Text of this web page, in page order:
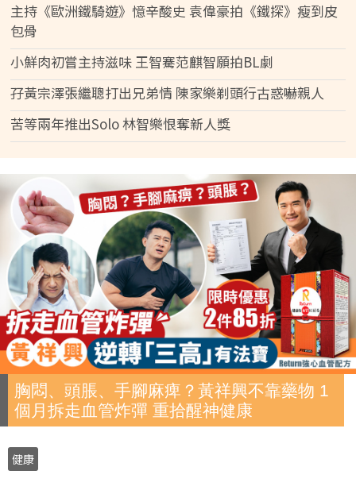
主持《歐洲鐵騎遊》憶辛酸史 袁偉豪拍《鐵探》瘦到皮
包骨
小鮮肉初嘗主持滋味 王智騫范麒智願拍BL劇
孖黃宗澤張繼聰打出兄弟情 陳家樂剃頭行古惑嚇親人
苦等兩年推出Solo 林智樂恨奪新人獎
胸悶、頭脹、手腳麻痺？黃祥興不靠藥物 1
個月拆走血管炸彈 重拾醒神健康
健康